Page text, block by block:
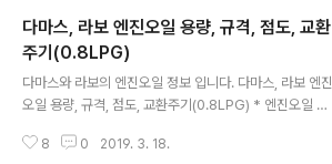
없음 (Mobil1 엔진오일이 순정)엔진오일 점도 : 5W30 *
출처 : 쉐보레
다마스, 라보 엔진오일 용량, 규격, 점도, 교환
주기(0.8LPG)
다마스와 라보의 엔진오일 정보 입니다. 다마스, 라보 엔진
오일 용량, 규격, 점도, 교환주기(0.8LPG) * 엔진오일 교
500km / 6개월 중 먼저 도래 시 (가혹조건) 0.8 LPG엔
8 0 2019. 3. 18.